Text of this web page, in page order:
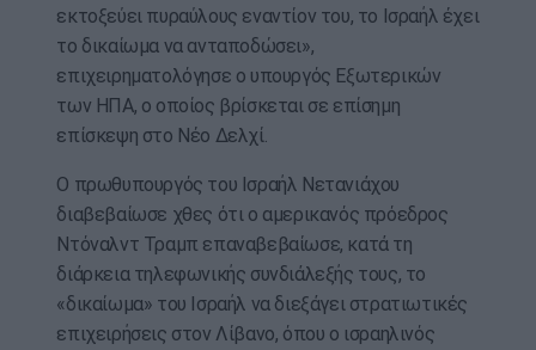
εκτοξεύει πυραύλους εναντίον του, το Ισραήλ έχει
το δικαίωμα να ανταποδώσει»,
επιχειρηματολόγησε ο υπουργός Εξωτερικών
των ΗΠΑ, ο οποίος βρίσκεται σε επίσημη
επίσκεψη στο Νέο Δελχί.
Ο πρωθυπουργός του Ισραήλ Νετανιάχου
διαβεβαίωσε χθες ότι ο αμερικανός πρόεδρος
Ντόναλντ Τραμπ επαναβεβαίωσε, κατά τη
διάρκεια τηλεφωνικής συνδιάλεξής τους, το
«δικαίωμα» του Ισραήλ να διεξάγει στρατιωτικές
επιχειρήσεις στον Λίβανο, όπου ο ισραηλινός